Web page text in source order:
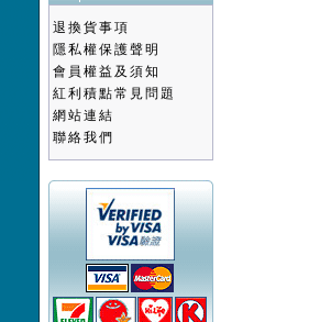
退換貨事項
隱私權保護聲明
會員權益及須知
紅利積點常見問題
網站連結
聯絡我們